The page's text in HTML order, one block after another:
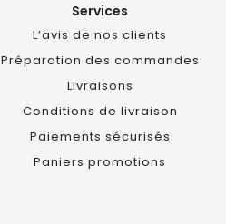
Services
L’avis de nos clients
Préparation des commandes
Livraisons
Conditions de livraison
Paiements sécurisés
Paniers promotions